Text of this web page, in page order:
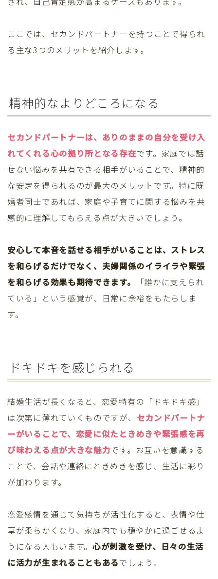
ここでは、セカンドパートナーを持つことで得られ
る主な3つのメリットを紹介します。
精神的なよりどころになる
セカンドパートナーは、ありのままの自分を受け入
れてくれる心の拠り所となる存在です。家庭では話
せない悩みを共有できる相手がいることで、精神的
な安定を得られるのが最大のメリットです。特に既
婚者同士であれば、家庭や子育てに関する悩みを共
感的に理解してもらえる点が大きいでしょう。
安心して本音を話せる相手がいることは、ストレス
を和らげるだけでなく、夫婦関係のイライラや緊張
を和らげる効果も期待できます。
「誰かに支えられ
ている」という感覚が、日常に余裕をもたらしま
す。
ドキドキを感じられる
結婚生活が長くなると、恋愛特有の「ドキドキ感」
は次第に薄れていくものですが、 セカンドパートナ
ーがいることで、恋愛に似たときめきや緊張感を再
び味わえる点が大きな魅力です。お互いを意識する
ことで、会話や連絡にときめきを感じ、生活に彩り
が加わります。
恋愛感情を通じて気持ちが活性化すると、表情や仕
草が柔らかくなり、家庭内でも穏やかに過ごせるよ
うになる人もいます。 心が刺激を受け、日々の生活
に活力が生まれることもあるでしょう。